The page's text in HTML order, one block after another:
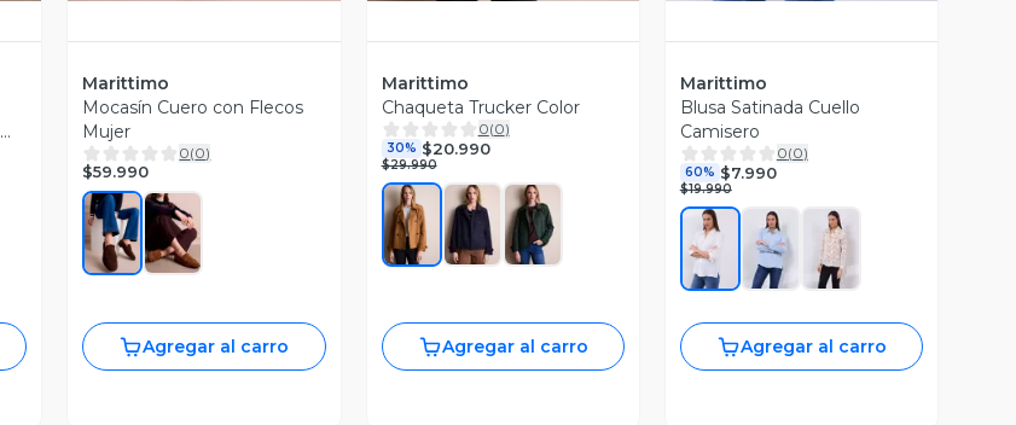
Marittimo
Mocasín Cuero con Flecos
Mujer
0(0)
$59.990
Agregar al carro
Marittimo
Chaqueta Trucker Color
0(0)
30% $20.990
$29.990
Agregar al carro
Marittimo
Blusa Satinada Cuello
Camisero
0(0)
60% $7.990
$19.990
Agregar al carro